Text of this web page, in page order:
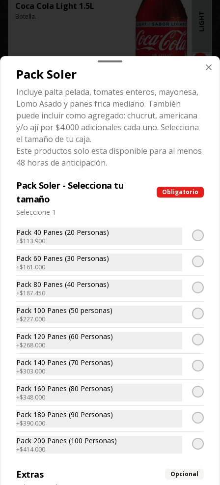
Coca Cola Light 1.5L
Botella.
$3.250
Coca Cola Zero
Lata.
$2.250
Coca Cola Zero 1.5L
$3.250
Fanta Zero
Lata.
$2.250
Fanta Zero 1.5 L
Botella
$2.700
Jugo Afe Manzana
Pack Soler
Incluye palta pelada, tomates enteros, mayonesa,
Lomo Asado y panes frica mediano. También
puede incluir como agregado: chucrut, americana
y/o ají por $4.000 adicionales cada uno. Selecciona
el tamaño de tu caja.
Este productos solo esta disponible para al menos
48 horas de anticipación.
Pack Soler - Selecciona tu
tamaño
Obligatorio
Seleccione 1
Pack 40 Panes (20 Personas)
+$113.900
Pack 60 Panes (30 Personas)
+$161.000
Pack 80 Panes (40 Personas)
+$187.450
Pack 100 Panes (50 personas)
+$227.000
Pack 120 Panes (60 Personas)
+$268.000
Pack 140 Panes (70 Personas)
+$303.000
Pack 160 Panes (80 Personas)
+$348.000
Pack 180 Panes (90 Personas)
+$390.000
Pack 200 Panes (100 Personas)
+$414.000
Extras Opcional